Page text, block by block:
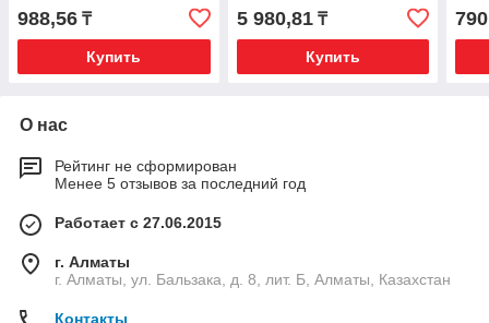
988,56 ₸
Купить
5 980,81₸
Купить
О нас
Рейтинг не сформирован
Менее 5 отзывов за последний год
Работает с 27.06.2015
г. Алматы
г. Алматы, ул. Бальзака, д. 8, лит. Б, Алматы, Казахстан
Контакты